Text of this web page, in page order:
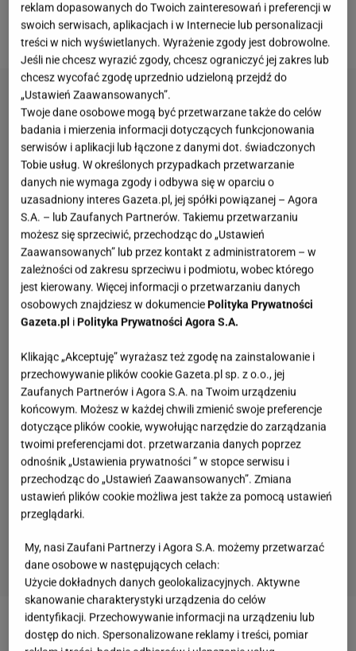
burgundowy marmur, geometryczne krzesła i lampy
drukowane w 3D -all in.
reklam dopasowanych do Twoich zainteresowań i preferencji w
swoich serwisach, aplikacjach i w Internecie lub personalizacji
treści w nich wyświetlanych. Wyrażenie zgody jest dobrowolne.
Jeśli nie chcesz wyrazić zgody, chcesz ograniczyć jej zakres lub
chcesz wycofać zgodę uprzednio udzieloną przejdź do
„Ustawień Zaawansowanych”.
Twoje dane osobowe mogą być przetwarzane także do celów
badania i mierzenia informacji dotyczących funkcjonowania
serwisów i aplikacji lub łączone z danymi dot. świadczonych
Tobie usług. W określonych przypadkach przetwarzanie
danych nie wymaga zgody i odbywa się w oparciu o
uzasadniony interes Gazeta.pl, jej spółki powiązanej – Agora
S.A. – lub Zaufanych Partnerów. Takiemu przetwarzaniu
możesz się sprzeciwić, przechodząc do „Ustawień
Zaawansowanych” lub przez kontakt z administratorem – w
zależności od zakresu sprzeciwu i podmiotu, wobec którego
jest kierowany. Więcej informacji o przetwarzaniu danych
osobowych znajdziesz w dokumenciePolityka Prywatności
Gazeta.pl iPolityka Prywatności Agora S.A.
Klikając „Akceptuję” wyrażasz też zgodę na zainstalowanie i
przechowywanie plików cookie Gazeta.pl sp. z o.o., jej
Zaufanych Partnerów i Agora S.A. na Twoim urządzeniu
końcowym. Możesz w każdej chwili zmienić swoje preferencje
dotyczące plików cookie, wywołując narzędzie do zarządzania
twoimi preferencjami dot. przetwarzania danych poprzez
odnośnik „Ustawienia prywatności ” w stopce serwisu i
przechodząc do „Ustawień Zaawansowanych”. Zmiana
ustawień plików cookie możliwa jest także za pomocą ustawień
przeglądarki.
My, nasi Zaufani Partnerzy i Agora S.A. możemy przetwarzać
dane osobowe w następujących celach:
Użycie dokładnych danych geolokalizacyjnych. Aktywne
skanowanie charakterystyki urządzenia do celów
identyfikacji. Przechowywanie informacji na urządzeniu lub
dostęp do nich. Spersonalizowane reklamy i treści, pomiar